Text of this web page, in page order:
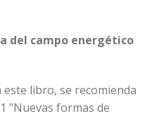
del campo energético
libro, se recomienda
"Nuevas formas de